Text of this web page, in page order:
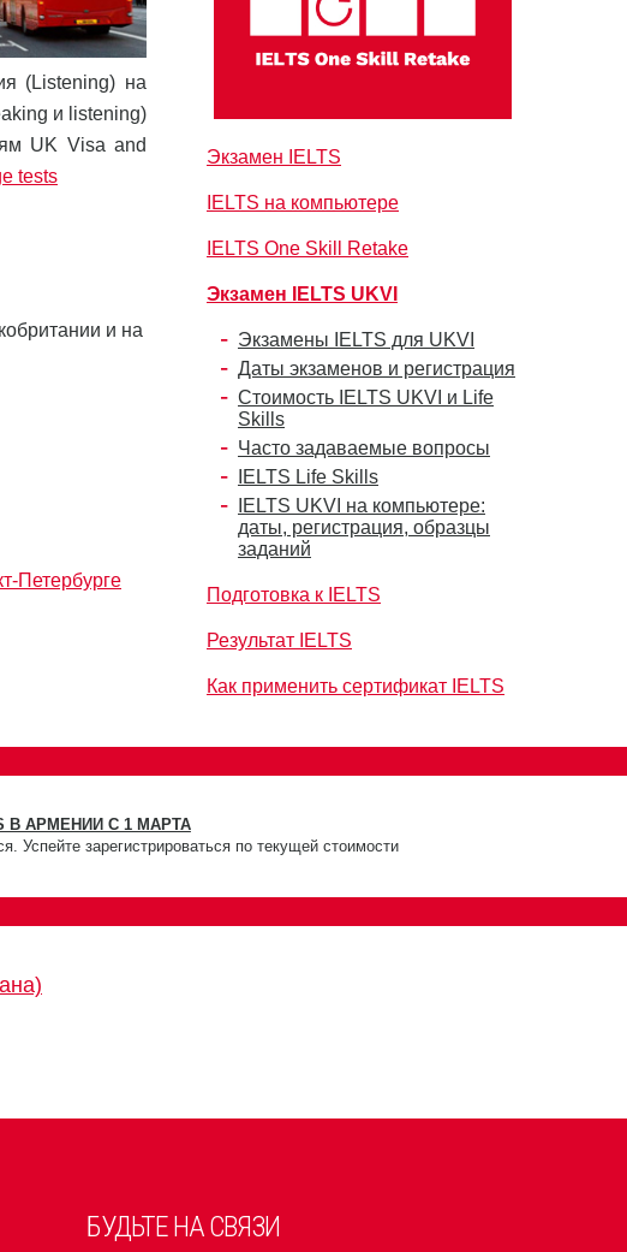
(Listening) на
и listening)
UK Visa and
tests
и на
Петербурге
Экзамен IELTS
IELTS на компьютере
IELTS One Skill Retake
Экзамен IELTS UKVI
Экзамены IELTS для UKVI
Даты экзаменов и регистрация
Стоимость IELTS UKVI и Life
Skills
Часто задаваемые вопросы
IELTS Life Skills
IELTS UKVI на компьютере:
даты, регистрация, образцы
заданий
Подготовка к IELTS
Результат IELTS
Как применить сертификат IELTS
В АРМЕНИИ С 1 МАРТА
Успейте зарегистрироваться по текущей стоимости
БУДЬТЕ НА СВЯЗИ